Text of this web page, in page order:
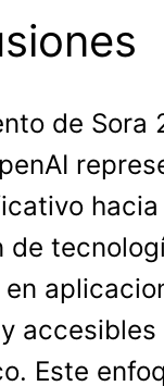
de Sora
hacia
de
accesibles
Este